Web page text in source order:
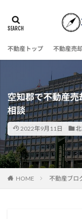
不動産トップ 不動産売却
空知郡で不動産
相談
2022年9月11日
HOME 不動産ブロ